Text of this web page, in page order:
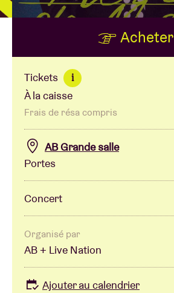
Location de salles
BRDCST
ABtv
Chèque-concert
À propos de l'AB
Contact
Acheter
Tickets i
À la caisse
Frais de résa compris
AB Grande salle
Portes
Concert
Organisé par
AB + Live Nation
Ajouter au calendrier